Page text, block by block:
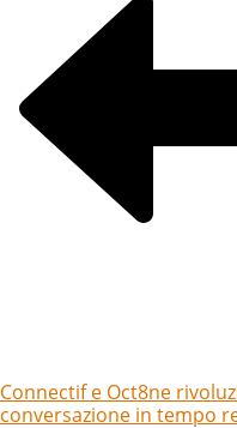
Connectif e Oct8ne
conversazione in tempo